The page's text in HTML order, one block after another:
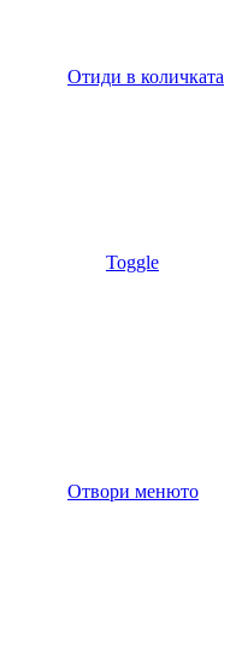
Отиди в количката
Toggle
Отвори менюто